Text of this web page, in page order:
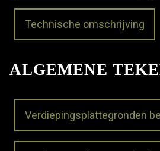
Technische omschrijving
ALGEMENE
Verdiepingsplattegronden